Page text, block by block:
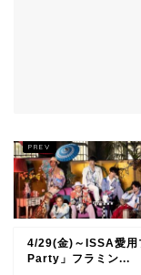
4/29(金)～ISSA愛
Party」フラミン...